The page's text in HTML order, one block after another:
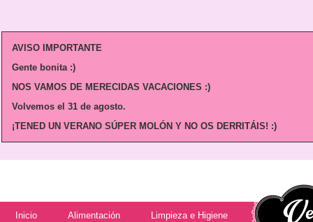
AVISO IMPORTANTE
Gente bonita :)
NOS VAMOS DE MERECIDAS VACACIONES :)
Volvemos el 31 de agosto.
¡TENED UN VERANO SÚPER MOLÓN Y NO OS DERRITÁIS! :)
Inicio Alimentación Limpieza e Higiene